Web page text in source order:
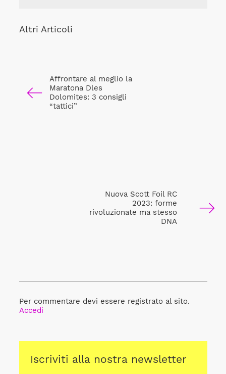
Altri Articoli
Affrontare al meglio la
Maratona Dles
Dolomites: 3 consigli
“tattici”
Nuova Scott Foil RC
2023: forme
rivoluzionate ma stesso
DNA
Per commentare devi essere registrato al sito.
Accedi
Iscriviti alla nostra newsletter